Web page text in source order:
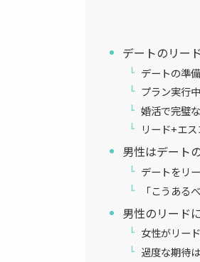
デートのリー
デートの準
プラン実行
婚活で完璧
リード+エ
男性はデート
デートをリ
「こうある
男性のリード
女性がリー
過度な期待